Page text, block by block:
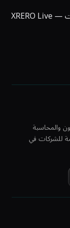
نظام الدردشة المباشرة وخدمة العملاء في الإمارات — XRERO Live
والمحاسبة
للشركات في